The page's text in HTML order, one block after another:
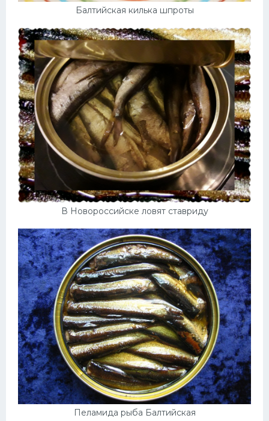
Балтийская килька шпроты
В Новороссийске ловят ставриду
Пеламида рыба Балтийская